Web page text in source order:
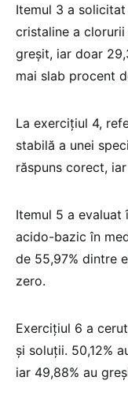
Itemul 3 a
cristaline a
greșit, iar doar
mai slab procent
La exercițiul 4,
stabilă a unei
răspuns corect,
Itemul 5 a evaluat
acido-bazic în
de 55,97% dintre
zero.
Exercițiul 6 a
și soluții. 50,12%
iar 49,88% au